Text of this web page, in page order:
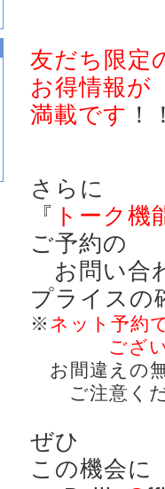
友だち限定
お得情報が
満載です ！
さらに
『 トーク機
ご予約の
お問い合
プライスの
※ ネット予約
ござい
お間違えの
ご注意くだ
ぜひ
この機会に